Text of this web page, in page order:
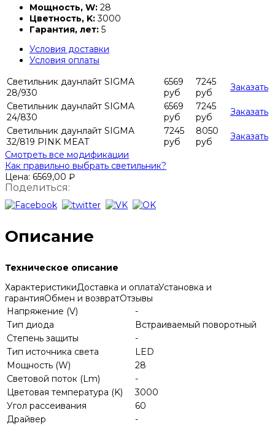
Мощность, W: 28
Цветность, K:3000
Гарантия, лет: 5
Условия доставки
Условия оплаты
Светильник даунлайт SIGMA
28/930
6569
руб
7245
руб
Заказать
Светильник даунлайт SIGMA
24/830
6569
руб
7245
руб
Заказать
Светильник даунлайт SIGMA
32/819 PINK MEAT
7245
руб
8050
руб
Заказать
Смотреть все модификации
Как правильно выбрать светильник?
Цена: 6569,00 ₽
Поделиться:
Описание
Техническое описание
ХарактеристикиДоставка и оплатаУстановка и
гарантияОбмен и возвратОтзывы
Напряжение (V)
-
Тип диода
Встраиваемый поворотный
Степень защиты
-
Тип источника света
LED
Мощность (W)
28
Световой поток (Lm)
-
Цветовая температура (K)
3000
Угол рассеивания
60
Драйвер
-